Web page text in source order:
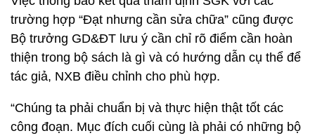
trường hợp “Đạt nhưng cần sửa chữa” cũng được
Bộ trưởng GD&ĐT lưu ý cần chỉ rõ điểm cần hoàn
thiện trong bộ sách là gì và có hướng dẫn cụ thể để
tác giả, NXB điều chỉnh cho phù hợp.
“Chúng ta phải chuẩn bị và thực hiện thật tốt các
công đoạn. Mục đích cuối cùng là phải có những bộ